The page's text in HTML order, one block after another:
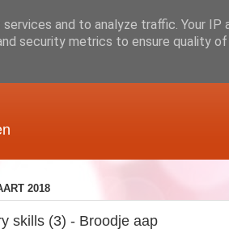
2018
skills (3) - Broodje aap
and to analyze traffic. Your IP
security metrics to ensure quality